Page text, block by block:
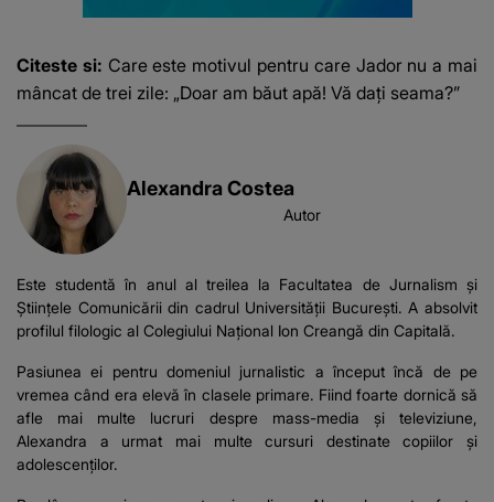
Citeste si: Care este motivul pentru care Jador nu a mai
mâncat de trei zile: „Doar am băut apă! Vă dați seama?”
Alexandra Costea
Autor
Este studentă în anul al treilea la Facultatea de Jurnalism și
Științele Comunicării din cadrul Universității București. A absolvit
profilul filologic al Colegiului Național Ion Creangă din Capitală.
Pasiunea ei pentru domeniul jurnalistic a început încă de pe
vremea când era elevă în clasele primare. Fiind foarte dornică să
afle mai multe lucruri despre mass-media și televiziune,
Alexandra a urmat mai multe cursuri destinate copiilor și
adolescenților.